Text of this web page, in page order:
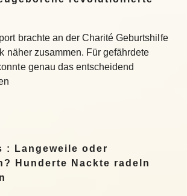
brachte an der Charité Geburtshilfe
näher zusammen. Für gefährdete
genau das entscheidend
: Langeweile oder
Hunderte Nackte radeln